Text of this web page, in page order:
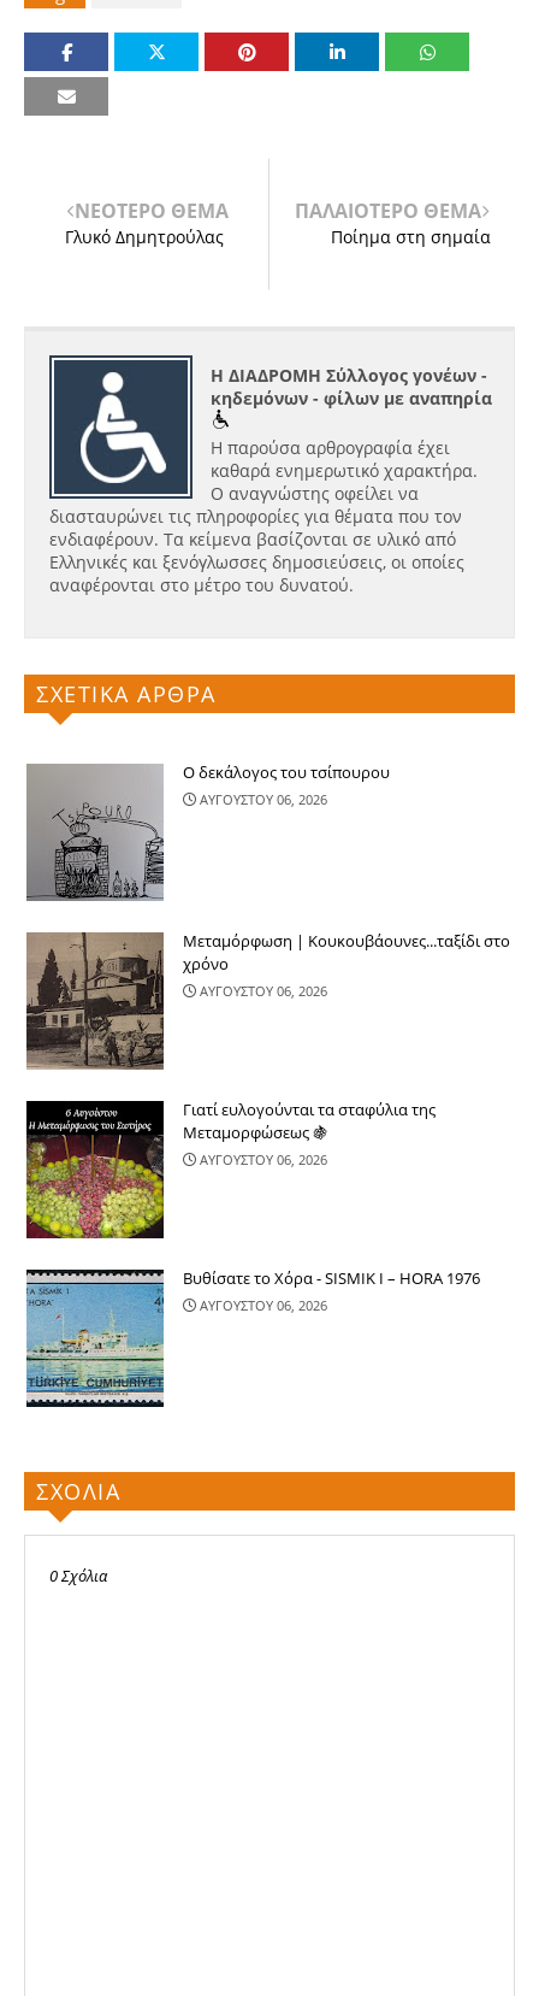
ΝΕΟΤΕΡΟ ΘΕΜΑ
Γλυκό Δημητρούλας
ΠΑΛΑΙΟΤΕΡΟ ΘΕΜΑ
Ποίημα στη σημαία
Η ΔΙΑΔΡΟΜΗ Σύλλογος γονέων -
κηδεμόνων - φίλων με αναπηρία
Η παρούσα αρθρογραφία έχει
καθαρά ενημερωτικό χαρακτήρα.
Ο αναγνώστης οφείλει να
διασταυρώνει τις πληροφορίες για θέματα που τον
ενδιαφέρουν. Τα κείμενα βασίζονται σε υλικό από
Ελληνικές και ξενόγλωσσες δημοσιεύσεις, οι οποίες
αναφέρονται στο μέτρο του δυνατού.
ΣΧΕΤΙΚΑ ΑΡΘΡΑ
Ο δεκάλογος του τσίπουρου
ΑΥΓΟΥΣΤΟΥ 06, 2026
Μεταμόρφωση | Κουκουβάουνες...ταξίδι στο
χρόνο
ΑΥΓΟΥΣΤΟΥ 06, 2026
Γιατί ευλογούνται τα σταφύλια της
Μεταμορφώσεως 🍇
ΑΥΓΟΥΣΤΟΥ 06, 2026
Βυθίσατε το Χόρα - SISMIK I – HORA 1976
ΑΥΓΟΥΣΤΟΥ 06, 2026
ΣΧΟΛΙΑ
0 Σχόλια